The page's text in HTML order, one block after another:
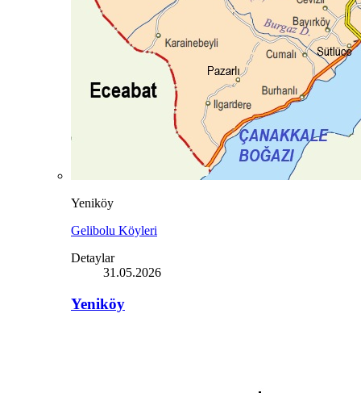
Yeniköy
Gelibolu Köyleri
Detaylar
31.05.2026
Yeniköy